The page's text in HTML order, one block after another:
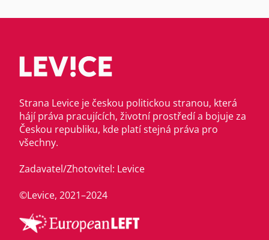
Strana Levice je českou politickou stranou, která
hájí práva pracujících, životní prostředí a bojuje za
Českou republiku, kde platí stejná práva pro
všechny.
Zadavatel/Zhotovitel: Levice
©Levice, 2021–2024